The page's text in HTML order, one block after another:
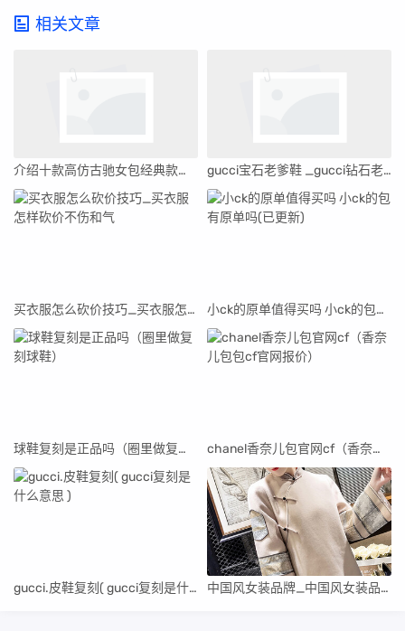
相关文章
介绍十款高仿古驰女包经典款式(古驰女包经典款式大全) gucci宝石老爹鞋 _gucci钻石老爹鞋多少钱
买衣服怎么砍价技巧_买衣服怎样砍价不伤和气 小ck的原单值得买吗 小ck的包有原单吗(已更新)
球鞋复刻是正品吗（圈里做复刻球鞋） chanel香奈儿包官网cf（香奈儿包包cf官网报价）
gucci.皮鞋复刻( gucci复刻是什么意思 ) 中国风女装品牌_中国风女装品牌风衣